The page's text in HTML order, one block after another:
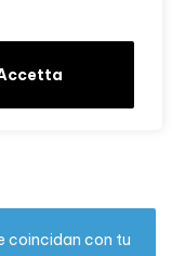
coincidan con tu